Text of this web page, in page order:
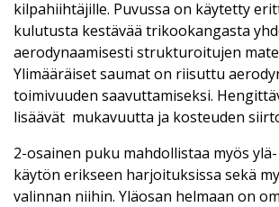
kilpahiihtäjille. Puvussa on käytetty
kulutusta kestävää trikookangasta
aerodynaamisesti strukturoitujen
Ylimääräiset saumat on riisuttu
toimivuuden saavuttamiseksi.
lisäävät mukavuutta ja kosteuden
2-osainen puku mahdollistaa myös
käytön erikseen harjoituksissa sekä
valinnan niihin. Yläosan helmaan on